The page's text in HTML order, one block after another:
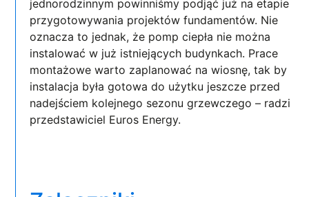
jednorodzinnym powinniśmy podjąć już na etapie
przygotowywania projektów fundamentów. Nie
oznacza to jednak, że pomp ciepła nie można
instalować w już istniejących budynkach. Prace
montażowe warto zaplanować na wiosnę, tak by
instalacja była gotowa do użytku jeszcze przed
nadejściem kolejnego sezonu grzewczego – radzi
przedstawiciel Euros Energy.